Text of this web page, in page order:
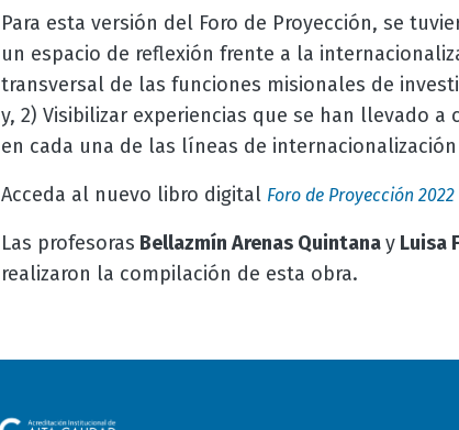
Para esta versión del Foro de Proyección, se
un espacio de reflexión frente a la
transversal de las funciones misionales de
y, 2) Visibilizar experiencias que se han llevado
en cada una de las líneas de
Acceda al nuevo libro digital Foro de Proyección 2022
Las profesoras Bellazmín Arenas QuintanayLuisa
realizaron la compilación de esta obra.